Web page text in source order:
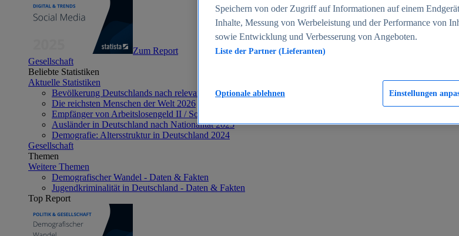
Zum Report
Gesellschaft
Beliebte Statistiken
Aktuelle Statistiken
Bevölkerung Deutschlands nach relevanten Altersgruppen 2024
Die reichsten Menschen der Welt 2026
Empfänger von Arbeitslosengeld II / Sozialgeld / Bürgergeld in Deutschland 2005-2025
Ausländer in Deutschland nach Nationalität 2025
Demografie: Altersstruktur in Deutschland 2024
Gesellschaft
Themen
Weitere Themen
Demografischer Wandel - Daten & Fakten
Jugendkriminalität in Deutschland - Daten & Fakten
Top Report
Speichern von oder Zugriff auf Informationen auf einem
Inhalte, Messung von Werbeleistung und der Performance von
sowie Entwicklung und Verbesserung von Angeboten.
Liste der Partner (Lieferanten)
Einstellungen
Optionale ablehnen